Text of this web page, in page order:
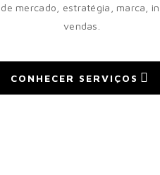
mercado, estratégia, marca,
vendas.
CONHECER SERVIÇOS